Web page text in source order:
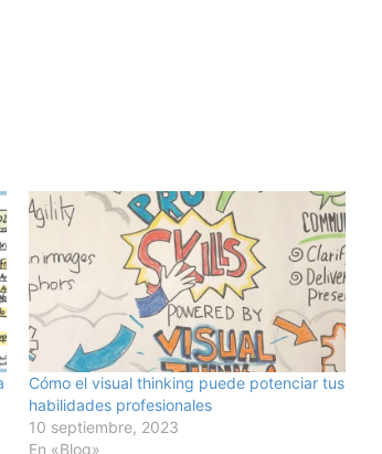
Cómo el visual thinking puede potenciar tus
habilidades profesionales
10 septiembre, 2023
En «Blog»